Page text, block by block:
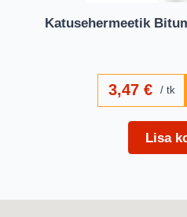
Katusehermeetik
3,47€ tk
Lisa